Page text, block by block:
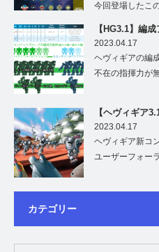
今回登場したこ
【HG3.1】編
2023.04.17
ヘヴィギアの編
不在の指揮力が
【ヘヴィギア
2023.04.17
ヘヴィギア新コ
ユーザーフォー
カテゴリー